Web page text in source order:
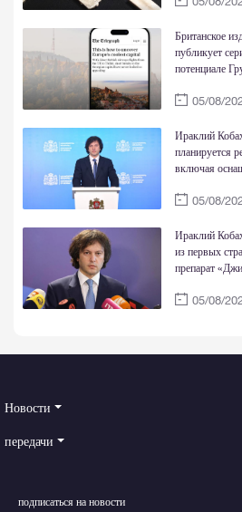
Британское
публикует
потенциале
05/08/
Ираклий
планируется
включая
05/08/
Ираклий
из первых
препарат
заболеваний;
05/08/
Новости
передачи
подписаться на новости